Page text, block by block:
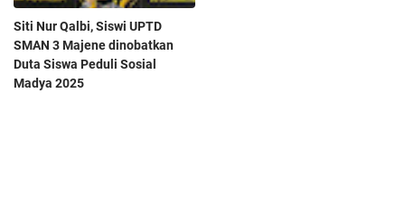
Siti Nur Qalbi, Siswi UPTD
SMAN 3 Majene dinobatkan
Duta Siswa Peduli Sosial
Madya 2025